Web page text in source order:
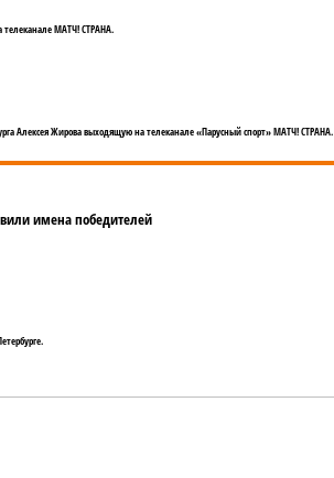
телеканале МАТЧ! СТРАНА.
Алексея Жирова выходящую на телеканале «Парусный спорт» МАТЧ! СТРАНА.
имена победителей